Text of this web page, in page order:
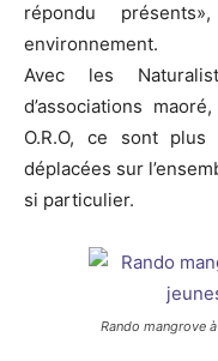
répondu
environnement.
Avec les
d’associations
O.R.O, ce sont
déplacées sur
si particulier.
Rando mangrove